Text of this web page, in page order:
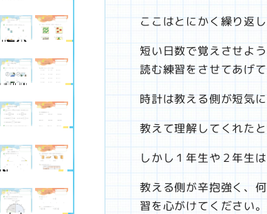
ここはとにかく繰り返
短い日数で覚えさせよ
読む練習をさせてあげて
時計は教える側が短気
教えて理解してくれた
しかし１年生や２年生
教える側が辛抱強く、
習を心がけてください。